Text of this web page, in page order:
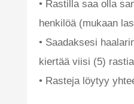
• Rastilla saa olla
henkilöä (mukaan
• Saadaksesi
kiertää viisi (5)
• Rasteja löytyy